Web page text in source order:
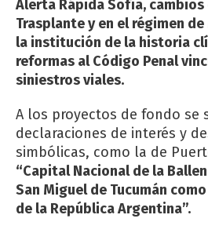
Alerta Rápida Sofía, cambios
Trasplante y en el régimen
la institución de la historia
reformas al Código Penal
siniestros viales.
A los proyectos de fondo se
declaraciones de interés y
simbólicas, como la de
“Capital Nacional de la
San Miguel de Tucumán
de la República Argentina”.